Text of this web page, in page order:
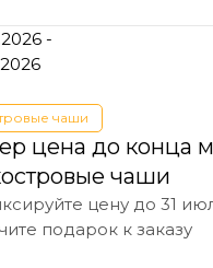
-
цена до конца
чаши
чаши
цену до 31
подарок к заказу
заказ оставив заявку
по телефону
наш менеджер
ваши вопросы.
по любому